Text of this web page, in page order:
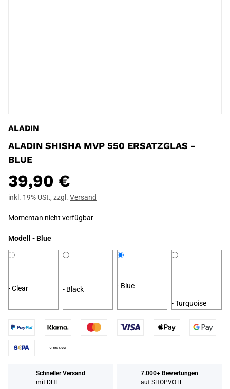
ALADIN
ALADIN SHISHA MVP 550 ERSATZGLAS -
BLUE
39,90 €
inkl. 19% USt., zzgl. Versand
Momentan nicht verfügbar
Modell - Blue
- Clear - Black - Blue
- Turquoise
Schneller Versand
mit DHL
7.000+ Bewertungen
auf SHOPVOTE